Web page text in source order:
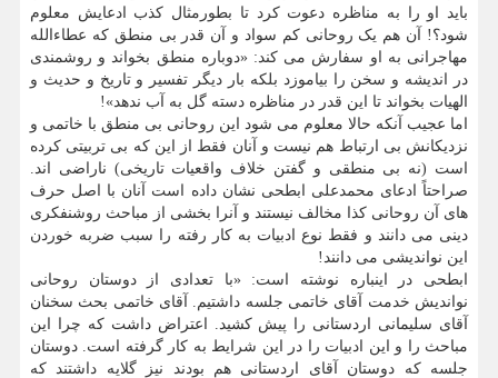
باید او را به مناظره دعوت کرد تا بطورمثال کذب ادعایش معلوم
شود؟! آن هم یک روحانی کم سواد و آن قدر بی منطق که عطاءالله
مهاجرانی به او سفارش می کند: «دوباره منطق بخواند و روشمندی
در اندیشه و سخن را بیاموزد بلکه بار دیگر تفسیر و تاریخ و حدیث و
الهیات بخواند تا این قدر در مناظره دسته گل به آب ندهد»!
اما عجیب آنکه حالا معلوم می شود این روحانی بی منطق با خاتمی و
نزدیکانش بی ارتباط هم نیست و آنان فقط از این که بی تربیتی کرده
است (نه بی منطقی و گفتن خلاف واقعیات تاریخی) ناراضی اند.
صراحتاً ادعای محمدعلی ابطحی نشان داده است آنان با اصل حرف
های آن روحانی کذا مخالف نیستند و آنرا بخشی از مباحث روشنفکری
دینی می دانند و فقط نوع ادبیات به کار رفته را سبب ضربه خوردن
این نواندیشی می دانند!
ابطحی در اینباره نوشته است: «با تعدادی از دوستان روحانی
نواندیش خدمت آقای خاتمی جلسه داشتیم. آقای خاتمی بحث سخنان
آقای سلیمانی اردستانی را پیش کشید. اعتراض داشت که چرا این
مباحث را و این ادبیات را در این شرایط به کار گرفته است. دوستان
جلسه که دوستان آقای اردستانی هم بودند نیز گلایه داشتند که